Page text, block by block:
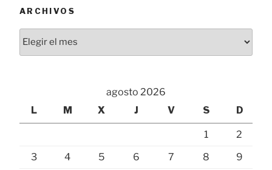
ARCHIVOS
agosto 2026
L
M X J V S D
1
2
3
4 5 6 7 8
9